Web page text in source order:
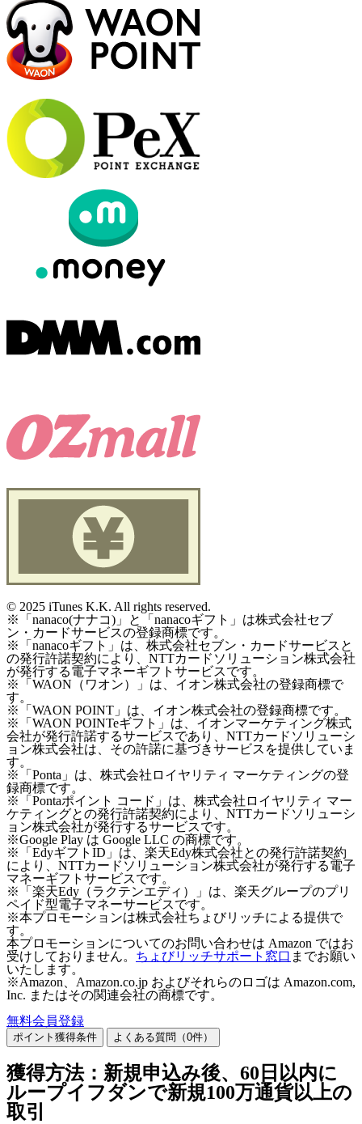
© 2025 iTunes K.K. All rights reserved.
※「nanaco(ナナコ)」と「nanacoギフト」は株式会社セブ
ン・カードサービスの登録商標です。
※「nanacoギフト」は、株式会社セブン・カードサービスと
の発行許諾契約により、NTTカードソリューション株式会社
が発行する電子マネーギフトサービスです。
※「WAON（ワオン）」は、イオン株式会社の登録商標で
す。
※「WAON POINT」は、イオン株式会社の登録商標です。
※「WAON POINTeギフト」は、イオンマーケティング株式
会社が発行許諾するサービスであり、NTTカードソリューシ
ョン株式会社は、その許諾に基づきサービスを提供していま
す。
※「Ponta」は、株式会社ロイヤリティ マーケティングの登
録商標です。
※「Pontaポイント コード」は、株式会社ロイヤリティ マー
ケティングとの発行許諾契約により、NTTカードソリューシ
ョン株式会社が発行するサービスです。
※Google Play は Google LLC の商標です。
※「EdyギフトID」は、楽天Edy株式会社との発行許諾契約
により、NTTカードソリューション株式会社が発行する電子
マネーギフトサービスです。
※「楽天Edy（ラクテンエディ）」は、楽天グループのプリ
ペイド型電子マネーサービスです。
※本プロモーションは株式会社ちょびリッチによる提供で
す。
本プロモーションについてのお問い合わせは Amazon ではお
受けしておりません。 ちょびリッチサポート窓口 までお願い
いたします。
※Amazon、Amazon.co.jp およびそれらのロゴは Amazon.com,
Inc. またはその関連会社の商標です。
無料会員登録
ポイント獲得条件 よくある質問（0件）
獲得方法：新規申込み後、60日以内に
ループイフダンで新規100万通貨以上の
取引